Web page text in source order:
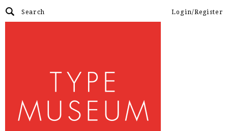
Login/Register